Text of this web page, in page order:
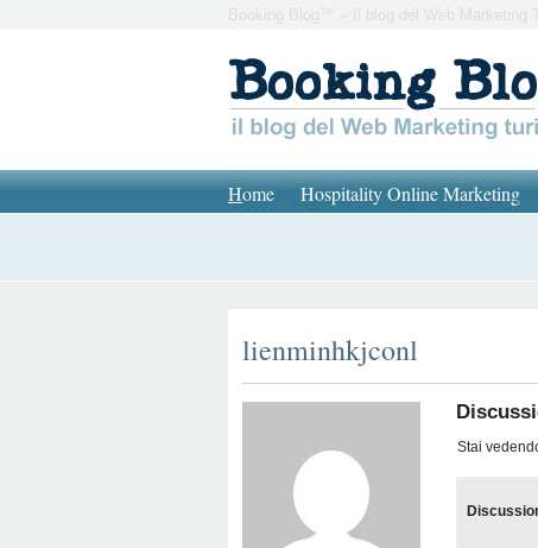
Booking Blog™ – Il blog del Web Marketing
Home Hospitality Online Marketing
lienminhkjconl
Stai